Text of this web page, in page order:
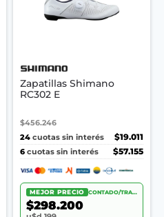
Zapatillas Shimano
RC302 E
$456.246
24 cuotas sin interés
$19.011
6 cuotas sin interés $57.155
MEJOR PRECIO CONTADO/TRANSF.
$298.200